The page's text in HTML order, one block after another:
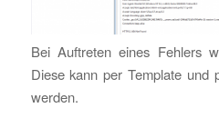
Bei Auftreten eines Fehlers
Diese kann per Template und
werden.